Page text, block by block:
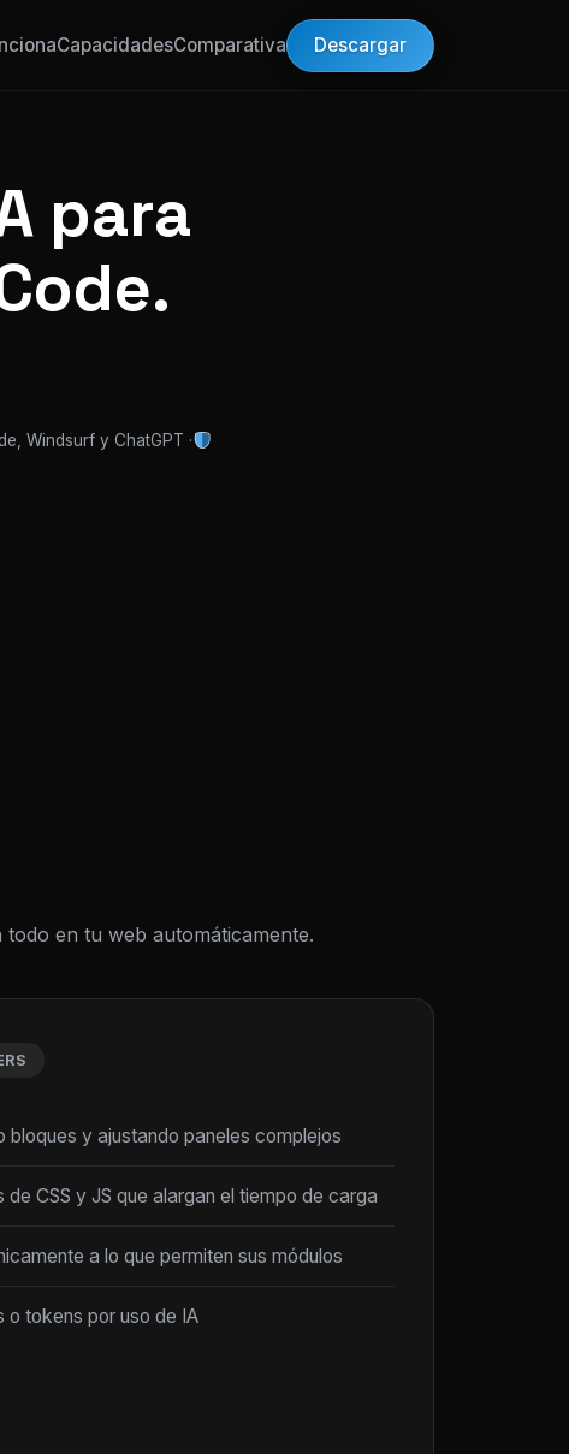
CapacidadesComparativa Descargar
para
Windsurf y ChatGPT ·
en tu web automáticamente.
bloques y ajustando paneles complejos
CSS y JS que alargan el tiempo de carga
a lo que permiten sus módulos
o tokens por uso de IA